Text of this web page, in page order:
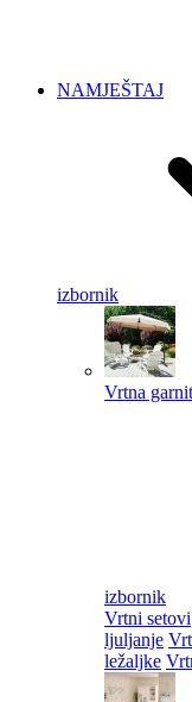
NAMJEŠTAJ
izbornik
Vrtna
izbornik
Vrtni setovi
ljuljanje
ležaljke